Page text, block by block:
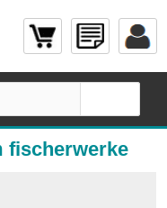
fischerwerke